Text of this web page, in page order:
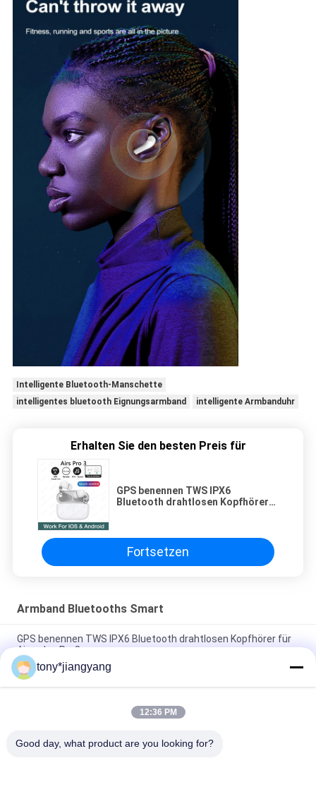
Intelligente Bluetooth-Manschette
intelligentes bluetooth Eignungsarmband
intelligente Armbanduhr
Erhalten Sie den besten Preis für
GPS benennen TWS IPX6
Bluetooth drahtlosen Kopfhörer
Fortsetzen
Armband Bluetooths Smart
GPS benennen TWS IPX6 Bluetooth drahtlosen Kopfhörer für
Airpodes Pro3 um
Wasserdichte IP67 15W drahtlose Aufladung fertigte Logo For
Apple Huawei besonders an
dünnes rundes 15W Qi drahtloses Ladegerät 6mm Abstandes
tony*jiangyang
12:36 PM
Good day, what product are you looking for?